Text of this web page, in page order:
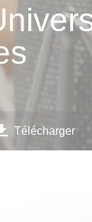
Télécharger